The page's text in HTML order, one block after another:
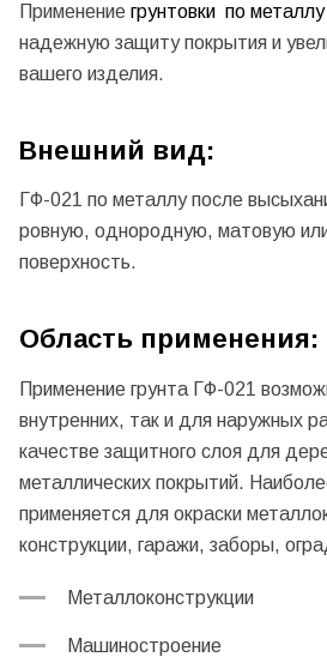
Применение грунтовки по
надежную защиту покрытия и
вашего изделия.
Внешний вид:
ГФ-021 по металлу после
ровную, однородную, матовую
поверхность.
Область применения:
Применение грунта ГФ-021
внутренних, так и для наружных
качестве защитного слоя для
металлических покрытий.
применяется для окраски
конструкции, гаражи, заборы,
Металлоконструкции
Машиностроение